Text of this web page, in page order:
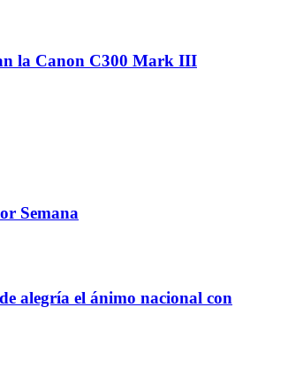
la Canon C300 Mark III
Semana
alegría el ánimo nacional con